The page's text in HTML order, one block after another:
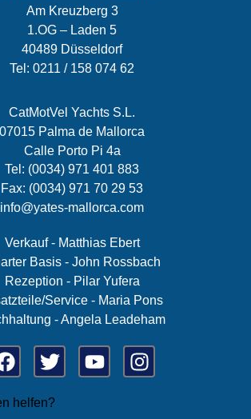
Am Kreuzberg 3
1.OG – Laden 5
40489 Düsseldorf
Tel: 0211 / 158 074 62
CatMotVel Yachts S.L.
07015 Palma de Mallorca
Calle Porto Pi 4a
Tel: (0034) 971 401 883
Fax: (0034) 971 70 29 53
info@yates-mallorca.com
Verkauf - Matthias Ebert
Basis - John Rossbach
Rezeption - Pilar Yufera
Service - Maria Pons
- Angela Leadeham
helfen?